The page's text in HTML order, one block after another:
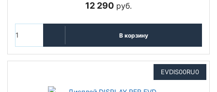
12 290 руб.
В корзину
EVDIS00RU0